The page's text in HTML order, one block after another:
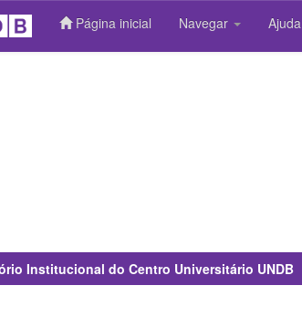
Página inicial Navegar Ajuda
Institucional do Centro Universitário UNDB